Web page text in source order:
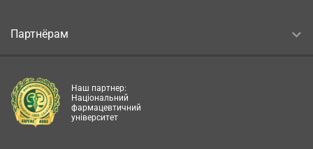
Партнёрам
Наш партнер:
Національний
фармацевтичний
університет